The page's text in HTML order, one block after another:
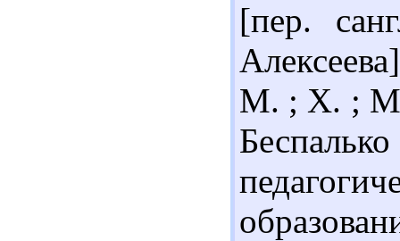
[пер.
М. ; Х. ;